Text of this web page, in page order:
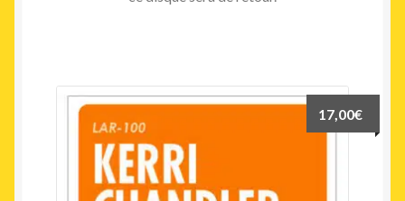
17,00€